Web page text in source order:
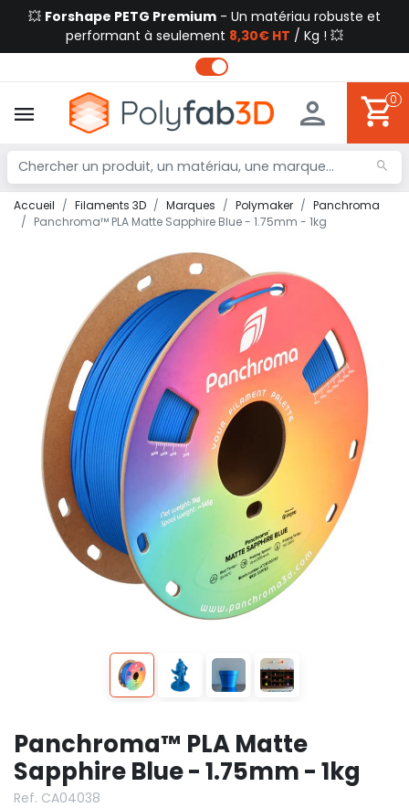
💥 Forshape PETG Premium - Un matériau robuste et
performant à seulement 8,30€ HT / Kg ! 💥
0
Accueil Filaments 3D Marques Polymaker
Panchroma
Panchroma™ PLA Matte Sapphire Blue - 1.75mm - 1kg
Panchroma™ PLA Matte
Sapphire Blue - 1.75mm - 1kg
Ref. CA04038